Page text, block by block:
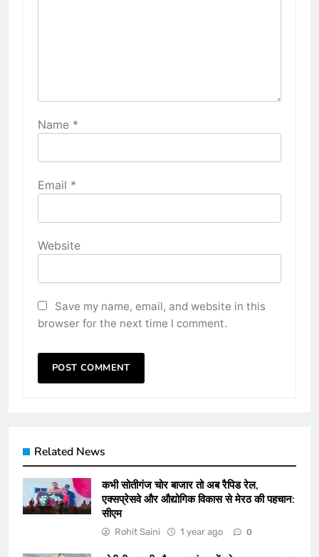
Name *
Email *
Website
Save my name, email, and website in this
browser for the next time I comment.
Related News
कभी सोतीगंज चोर बाजार तो अब रैपिड रेल,
एक्सप्रेसवे और औद्योगिक विकास से मेरठ की पहचान:
सीएम
Rohit Saini 1 year ago 0